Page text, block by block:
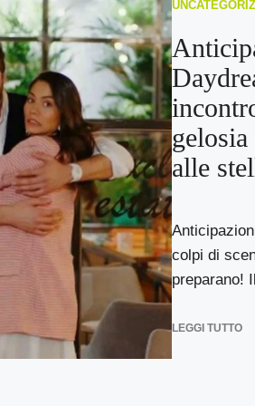
alle
colpi di
preparano!
LEGGI TUTTO